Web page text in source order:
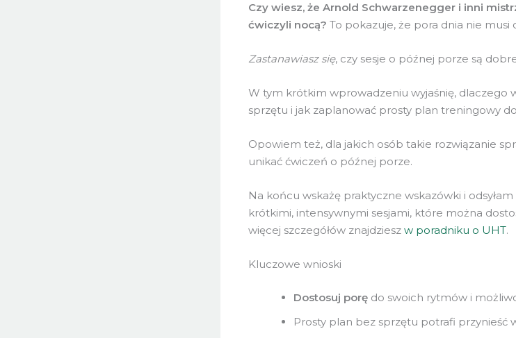
Czy wiesz, że Arnold Schwarzenegger i inni
ćwiczyli nocą? To pokazuje, że pora dnia nie musi
Zastanawiasz się, czy sesje o późnej porze są
W tym krótkim wprowadzeniu wyjaśnię, dlaczego
sprzętu i jak zaplanować prosty plan treningowy
Opowiem też, dla jakich osób takie rozwiązanie
unikać ćwiczeń o późnej porze.
Na końcu wskażę praktyczne wskazówki i
krótkimi, intensywnymi sesjami, które można
więcej szczegółów znajdziesz w poradniku o UHT.
Kluczowe wnioski
Dostosuj porę do swoich rytmów i
Prosty plan bez sprzętu potrafi przynieść